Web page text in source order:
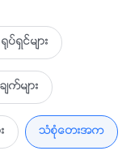
ပ္ရွင္မ်ား
မ်ား
သံစုံေတးအက